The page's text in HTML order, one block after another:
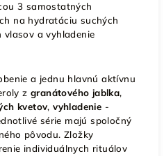
3 samostatných
na hydratáciu suchých
vlasov a vyhladenie
a jednu hlavnú aktívnu
zgranátového jablka,
kvetov,vyhladenie -
série majú spoločný
pôvodu. Zložky
individuálnych rituálov